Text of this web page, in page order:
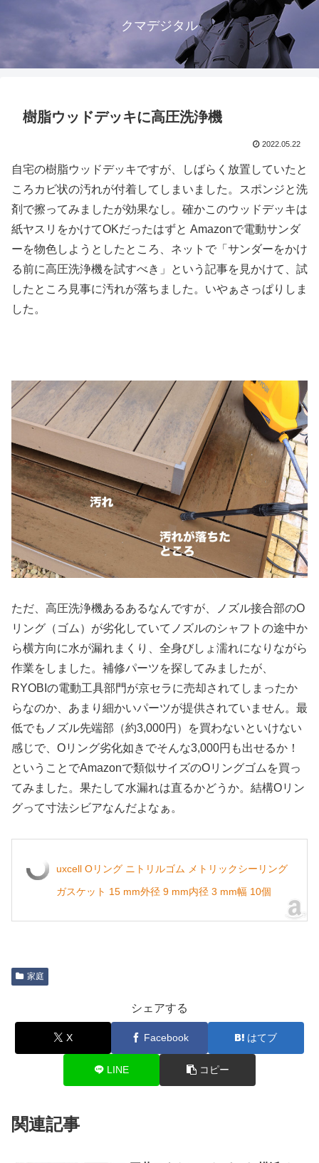
クマデジタル
樹脂ウッドデッキに高圧洗浄機
2022.05.22
自宅の樹脂ウッドデッキですが、しばらく放置していたと
ころカビ状の汚れが付着してしまいました。スポンジと洗
剤で擦ってみましたが効果なし。確かこのウッドデッキは
紙ヤスリをかけてOKだったはずと Amazonで電動サンダ
ーを物色しようとしたところ、ネットで「サンダーをかけ
る前に高圧洗浄機を試すべき」という記事を見かけて、試
したところ見事に汚れが落ちました。いやぁさっぱりしま
した。
ただ、高圧洗浄機あるあるなんですが、ノズル接合部のO
リング（ゴム）が劣化していてノズルのシャフトの途中か
ら横方向に水が漏れまくり、全身びしょ濡れになりながら
作業をしました。補修パーツを探してみましたが、
RYOBIの電動工具部門が京セラに売却されてしまったか
らなのか、あまり細かいパーツが提供されていません。最
低でもノズル先端部（約3,000円）を買わないといけない
感じで、Oリング劣化如きでそんな3,000円も出せるか！
ということでAmazonで類似サイズのOリングゴムを買っ
てみました。果たして水漏れは直るかどうか。結構Oリン
グって寸法シビアなんだよなぁ。
uxcell Oリング ニトリルゴム メトリックシーリング
ガスケット 15 mm外径 9 mm内径 3 mm幅 10個
家庭
シェアする
X Facebook はてブ
LINE コピー
関連記事